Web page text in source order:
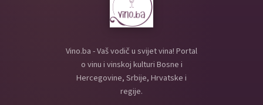
Vino.ba - Vaš vodič u svijet vina! Portal
o vinu i vinskoj kulturi Bosne i
Hercegovine, Srbije, Hrvatske i
regije.